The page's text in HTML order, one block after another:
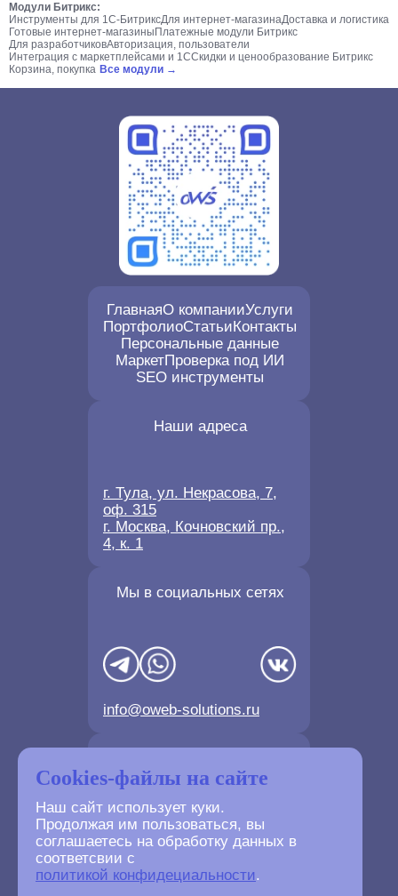
Cookies-файлы на сайте
Наш сайт использует куки.
Продолжая им пользоваться, вы
соглашаетесь на обработку данных в
соответсвии с
политикой конфидециальности.
Модули Битрикс:
Инструменты для 1С-БитриксДля интернет-магазинаДоставка и логистика
Готовые интернет-магазины Платежные модули Битрикс
Для разработчиковАвторизация, пользователи
Интеграция с маркетплейсами и 1ССкидки и ценообразование Битрикс
Корзина, покупка Все модули →
ГлавнаяО компанииУслуги
ПортфолиоСтатьиКонтакты
Персональные данные
МаркетПроверка под ИИ
SEO инструменты
Мы в социальных сетях
info@oweb-solutions.ru
Наши адреса
г. Тула, ул. Некрасова, 7,
оф. 315
г. Москва, Кочновский пр.,
4, к. 1
+7(4872) 702-730
+7(499) 677-61-84